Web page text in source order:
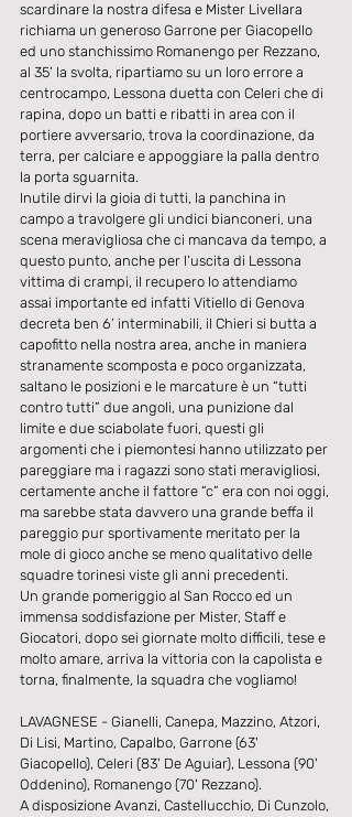
scardinare la nostra difesa e Mister Livellara
richiama un generoso Garrone per Giacopello
ed uno stanchissimo Romanengo per Rezzano,
al 35’ la svolta, ripartiamo su un loro errore a
centrocampo, Lessona duetta con Celeri che di
rapina, dopo un batti e ribatti in area con il
portiere avversario, trova la coordinazione, da
terra, per calciare e appoggiare la palla dentro
la porta sguarnita.
Inutile dirvi la gioia di tutti, la panchina in
campo a travolgere gli undici bianconeri, una
scena meravigliosa che ci mancava da tempo, a
questo punto, anche per l’uscita di Lessona
vittima di crampi, il recupero lo attendiamo
assai importante ed infatti Vitiello di Genova
decreta ben 6’ interminabili, il Chieri si butta a
capofitto nella nostra area, anche in maniera
stranamente scomposta e poco organizzata,
saltano le posizioni e le marcature è un “tutti
contro tutti” due angoli, una punizione dal
limite e due sciabolate fuori, questi gli
argomenti che i piemontesi hanno utilizzato per
pareggiare ma i ragazzi sono stati meravigliosi,
certamente anche il fattore “c” era con noi oggi,
ma sarebbe stata davvero una grande beffa il
pareggio pur sportivamente meritato per la
mole di gioco anche se meno qualitativo delle
squadre torinesi viste gli anni precedenti.
Un grande pomeriggio al San Rocco ed un
immensa soddisfazione per Mister, Staff e
Giocatori, dopo sei giornate molto difficili, tese e
molto amare, arriva la vittoria con la capolista e
torna, finalmente, la squadra che vogliamo!
LAVAGNESE - Gianelli, Canepa, Mazzino, Atzori,
Di Lisi, Martino, Capalbo, Garrone (63'
Giacopello), Celeri (83' De Aguiar), Lessona (90'
Oddenino), Romanengo (70' Rezzano).
A disposizione Avanzi, Castellucchio, Di Cunzolo,